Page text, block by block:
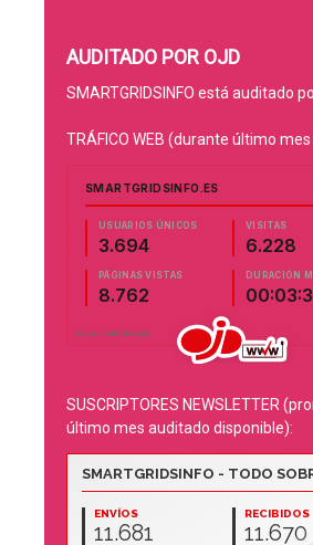
AUDITADO POR OJD
SMARTGRIDSINFO está auditado
TRÁFICO WEB (durante último
SUSCRIPTORES NEWSLETTER
último mes auditado disponible):